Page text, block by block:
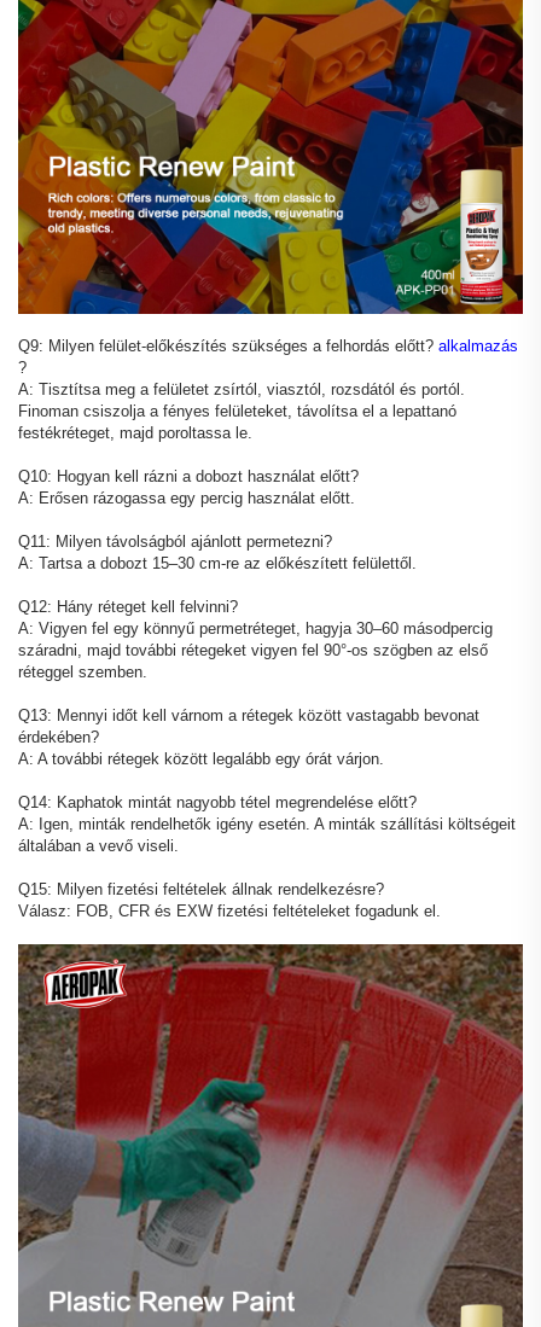
Q9: Milyen felület-előkészítés szükséges a felhordás előtt? alkalmazás
?
A: Tisztítsa meg a felületet zsírtól, viasztól, rozsdától és portól.
Finoman csiszolja a fényes felületeket, távolítsa el a lepattanó
festékréteget, majd poroltassa le.
Q10: Hogyan kell rázni a dobozt használat előtt?
A: Erősen rázogassa egy percig használat előtt.
Q11: Milyen távolságból ajánlott permetezni?
A: Tartsa a dobozt 15–30 cm-re az előkészített felülettől.
Q12: Hány réteget kell felvinni?
A: Vigyen fel egy könnyű permetréteget, hagyja 30–60 másodpercig
száradni, majd további rétegeket vigyen fel 90°-os szögben az első
réteggel szemben.
Q13: Mennyi időt kell várnom a rétegek között vastagabb bevonat
érdekében?
A: A további rétegek között legalább egy órát várjon.
Q14: Kaphatok mintát nagyobb tétel megrendelése előtt?
A: Igen, minták rendelhetők igény esetén. A minták szállítási költségeit
általában a vevő viseli.
Q15: Milyen fizetési feltételek állnak rendelkezésre?
Válasz: FOB, CFR és EXW fizetési feltételeket fogadunk el.